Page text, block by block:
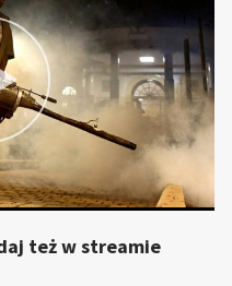
też w streamie